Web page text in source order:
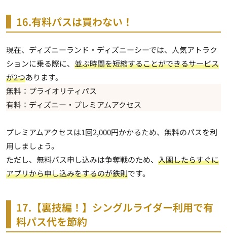
16.有料パスは買わない！
現在、ディズニーランド・ディズニーシーでは、人気アトラク
ションに乗る際に、 並ぶ時間を短縮することができるサービス
が2つあります。
無料：プライオリティパス
有料：ディズニー・プレミアムアクセス
プレミアムアクセスは1回2,000円かかるため、無料のパスを利
用しましょう。
ただし、無料パス申し込みは争奪戦のため、 入園したらすぐに
アプリから申し込みをするのが鉄則です。
17.【裏技編！】シングルライダー利用で有
料パス代を節約